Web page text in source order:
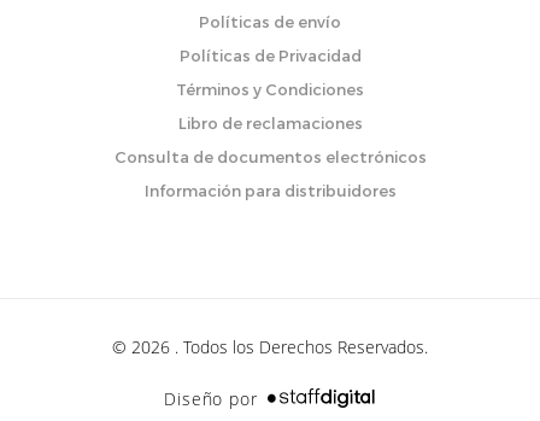
Políticas de envío
Políticas de Privacidad
Términos y Condiciones
Libro de reclamaciones
Consulta de documentos electrónicos
Información para distribuidores
© 2026 . Todos los Derechos Reservados.
Diseño por